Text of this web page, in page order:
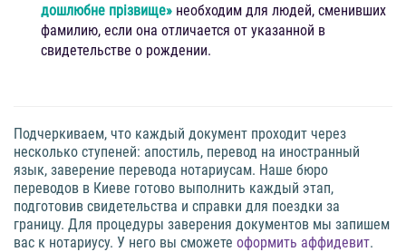
дошлюбне прізвище» необходим для людей, сменивших
фамилию, если она отличается от указанной в
свидетельстве о рождении.
Подчеркиваем, что каждый документ проходит через
несколько ступеней: апостиль, перевод на иностранный
язык, заверение перевода нотариусам. Наше бюро
переводов в Киеве готово выполнить каждый этап,
подготовив свидетельства и справки для поездки за
границу. Для процедуры заверения документов мы запишем
вас к нотариусу. У него вы сможете оформить аффидевит.